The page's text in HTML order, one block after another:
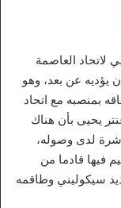
لاتحاد العاصمة
يؤديه عن بعد، وهو
بمنصبه مع اتحاد
يحيى بأن هناك
لدى وصوله،
فيها قادما من
سيكوليني وطاقمه